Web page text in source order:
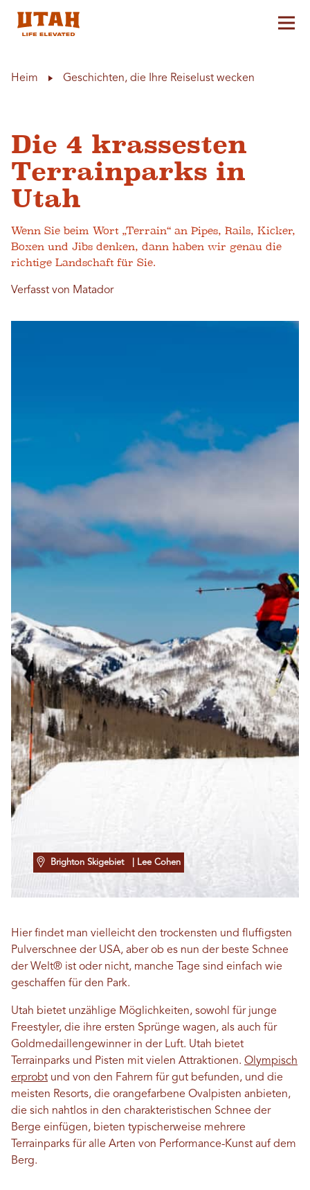
Heim Geschichten, die Ihre Reiselust wecken
Die 4 krassesten
Terrainparks in
Utah
Wenn Sie beim Wort „Terrain“ an Pipes, Rails, Kicker,
Boxen und Jibs denken, dann haben wir genau die
richtige Landschaft für Sie.
Verfasst von Matador
Brighton Skigebiet | Lee Cohen
Hier findet man vielleicht den trockensten und fluffigsten
Pulverschnee der USA, aber ob es nun der beste Schnee
der Welt® ist oder nicht, manche Tage sind einfach wie
geschaffen für den Park.
Utah bietet unzählige Möglichkeiten, sowohl für junge
Freestyler, die ihre ersten Sprünge wagen, als auch für
Goldmedaillengewinner in der Luft. Utah bietet
Terrainparks und Pisten mit vielen Attraktionen. Olympisch
erprobt und von den Fahrern für gut befunden, und die
meisten Resorts, die orangefarbene Ovalpisten anbieten,
die sich nahtlos in den charakteristischen Schnee der
Berge einfügen, bieten typischerweise mehrere
Terrainparks für alle Arten von Performance-Kunst auf dem
Berg.